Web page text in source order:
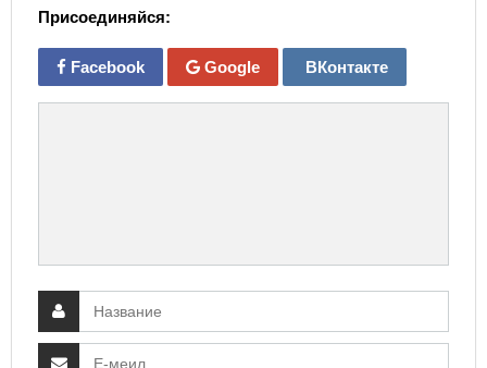
Присоединяйся:
Facebook Google ВКонтакте